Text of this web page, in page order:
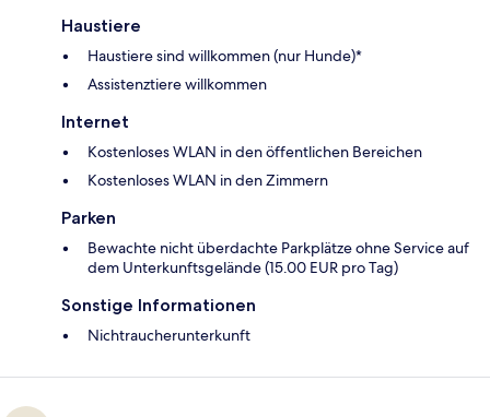
Haustiere
Haustiere sind willkommen (nur Hunde)*
Assistenztiere willkommen
Internet
Kostenloses WLAN in den öffentlichen Bereichen
Kostenloses WLAN in den Zimmern
Parken
Bewachte nicht überdachte Parkplätze ohne Service auf
dem Unterkunftsgelände (15.00 EUR pro Tag)
Sonstige Informationen
Nichtraucherunterkunft